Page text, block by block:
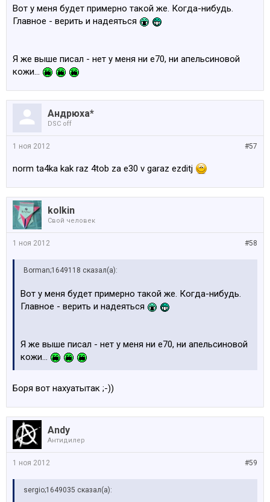
Вот у меня будет примерно такой же. Когда-нибудь.
Главное - верить и надеяться
Я же выше писал - нет у меня ни е70, ни апельсиновой
кожи...
Андрюха*
DSC off
#57
1 ноя 2012
norm ta4ka kak raz 4tob za e30 v garaz ezditj
kolkin
Свой человек
#58
1 ноя 2012
Borman;1649118 сказал(а):
Вот у меня будет примерно такой же. Когда-нибудь.
Главное - верить и надеяться
Я же выше писал - нет у меня ни е70, ни апельсиновой
кожи...
Боря вот нахуатытак ;-))
Andy
Антидилер
#59
1 ноя 2012
sergio;1649035 сказал(а):